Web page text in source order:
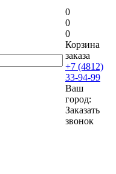
0
0
0
Корзина
заказа
+7 (4812)
33-94-99
Ваш
город:
Заказать
звонок